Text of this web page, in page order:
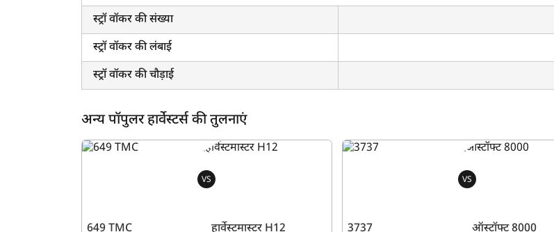
स्ट्रॉ वॉकर की संख्या
स्ट्रॉ वॉकर की लंबाई
स्ट्रॉ वॉकर की चौड़ाई
अन्य पॉपुलर हार्वेस्टर्स की तुलनाएं
VS
649 TMC हार्वेस्टमास्टर H12
VS
3737 ऑस्टॉफ्ट 8000